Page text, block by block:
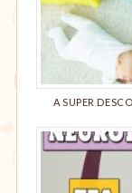
A SUPER